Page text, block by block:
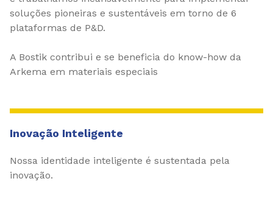
soluções pioneiras e sustentáveis em torno de 6
plataformas de P&D.
A Bostik contribui e se beneficia do know-how da
Arkema em materiais especiais
Inovação Inteligente
Nossa identidade inteligente é sustentada pela
inovação.